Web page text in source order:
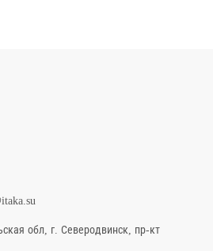
обл, г. Северодвинск, пр-кт